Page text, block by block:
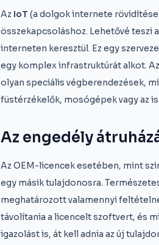
Az IoT (a dolgok internete
összekapcsoláshoz. Lehetővé teszi
interneten keresztül. Ez egy
egy komplex infrastruktúrát alkot.
olyan speciális végberendezések,
füstérzékelők, mosógépek vagy az
Az engedély
Az OEM-licencek esetében, mint
egy másik tulajdonosra.
meghatározott valamennyi
távolítania a licencelt szoftvert, és
igazolást is, át kell adnia az új